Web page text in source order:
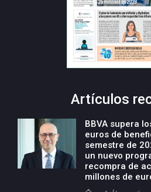
Artículos
BBVA supera
euros de
semestre de
un nuevo
recompra de
millones de